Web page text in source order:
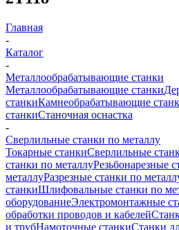
Главная
-
Каталог
-
Металлообрабатывающие станки
Металлообрабатывающие станки
станкиКамнеобрабатывающие
станкиСтаночная оснастка
-
Сверлильные станки по металлу
Токарные станкиСверлильные
станки по металлуРезьбонарезные
металлуРазрезные станки по
станкиШлифовальные станки по
оборудованиеЭлектромонтажные
обработки проводов и кабелей
и трубНамоточные станкиСтанки